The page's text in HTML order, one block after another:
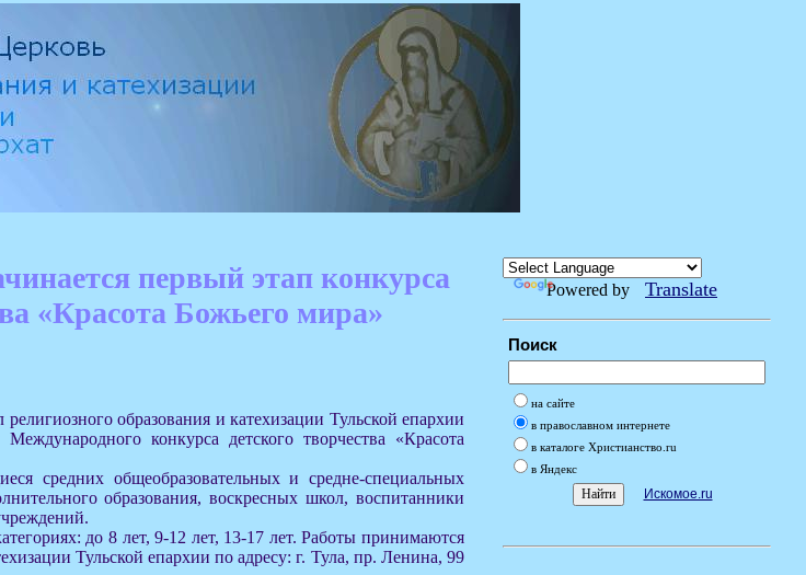
первый этап конкурса
«Красота Божьего мира»
образования и катехизации Тульской епархии
конкурса детского творчества «Красота
средних общеобразовательных и средне-специальных
образования, воскресных школ, воспитанники
до 8 лет, 9-12 лет, 13-17 лет. Работы принимаются
Тульской епархии по адресу: г. Тула, пр. Ленина, 99
Powered by Translate
Поиск
на сайте
в православном интернете
в каталоге Христианство.ru
в Яндекс
Искомое.ru